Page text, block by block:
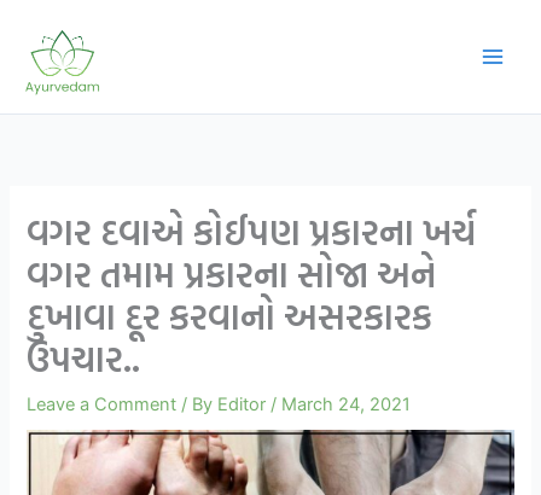
content
વગર દવાએ કોઈપણ પ્રકારના ખર્ચ
વગર તમામ પ્રકારના સોજા અને
દુખાવા દૂર કરવાનો અસરકારક
ઉપચાર..
Leave a Comment / By Editor / March 24, 2021